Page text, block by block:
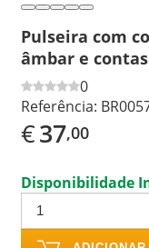
Pulseira com
âmbar e
0
Referência:
€37,00
Disponibilidade